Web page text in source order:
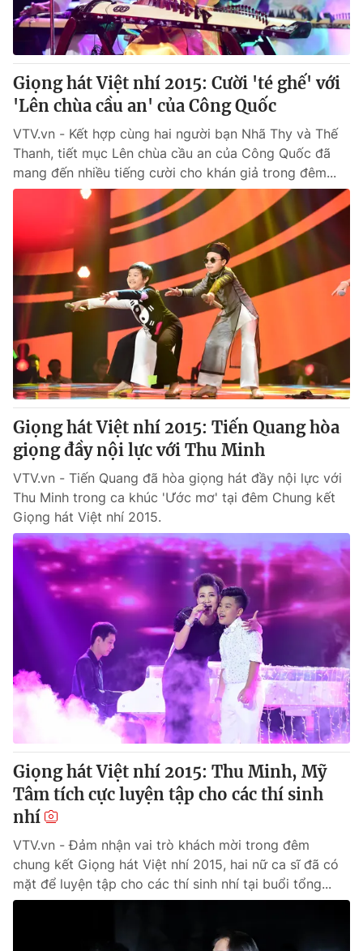
Giọng hát Việt nhí 2015: Cười 'té ghế' với
'Lên chùa cầu an' của Công Quốc
VTV.vn - Kết hợp cùng hai người bạn Nhã Thy và Thế
Thanh, tiết mục Lên chùa cầu an của Công Quốc đã
mang đến nhiều tiếng cười cho khán giả trong đêm...
Giọng hát Việt nhí 2015: Tiến Quang hòa
giọng đầy nội lực với Thu Minh
VTV.vn - Tiến Quang đã hòa giọng hát đầy nội lực với
Thu Minh trong ca khúc 'Ước mơ' tại đêm Chung kết
Giọng hát Việt nhí 2015.
Giọng hát Việt nhí 2015: Thu Minh, Mỹ
Tâm tích cực luyện tập cho các thí sinh
nhí
VTV.vn - Đảm nhận vai trò khách mời trong đêm
chung kết Giọng hát Việt nhí 2015, hai nữ ca sĩ đã có
mặt để luyện tập cho các thí sinh nhí tại buổi tổng...